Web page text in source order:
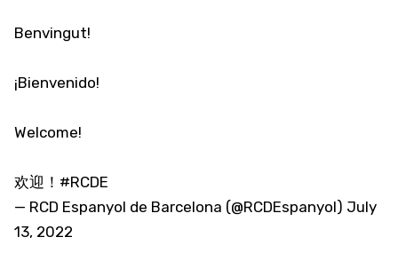
Benvingut!
¡Bienvenido!
Welcome!
欢迎！ #RCDE
— RCD Espanyol de Barcelona (@RCDEspanyol) July
13, 2022